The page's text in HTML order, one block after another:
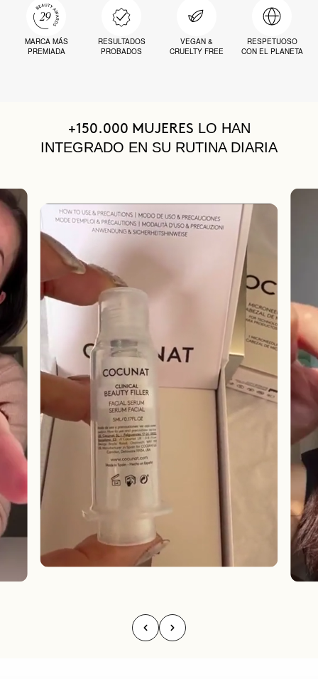
MARCA MÁS
PREMIADA
RESULTADOS
PROBADOS
VEGAN &
CRUELTY FREE
RESPETUOSO
CON EL PLANETA
+150.000 MUJERES LO HAN
INTEGRADO EN SU RUTINA DIARIA